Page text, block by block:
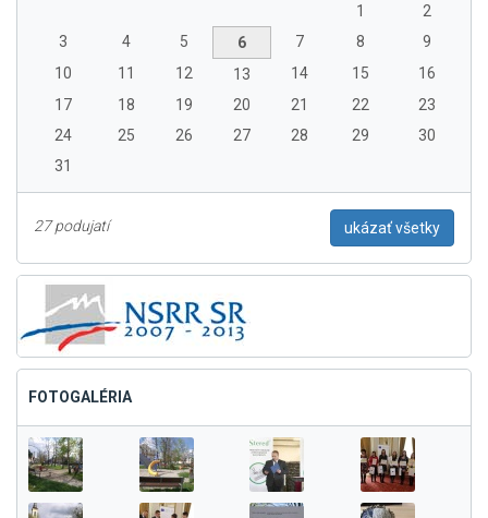
1
2
3
4 5 6 7 8
9
10
11 12 13 14 15
16
17
18 19 20 21 22
23
24
25 26 27 28 29
30
31
27 podujatí ukázať všetky
FOTOGALÉRIA